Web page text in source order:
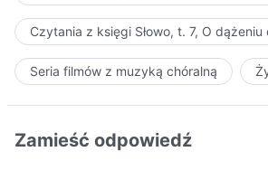
Czytania z księgi Słowo, t. 7, O
Seria filmów z muzyką chóralną
Zamieść odpowiedź